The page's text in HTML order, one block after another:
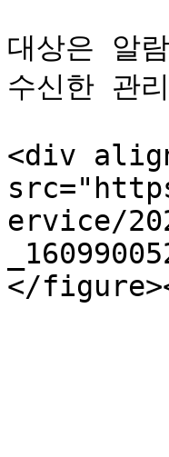
대상은 알
수신한 관
<div
ervice/